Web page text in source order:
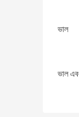
ভাল
ভাল